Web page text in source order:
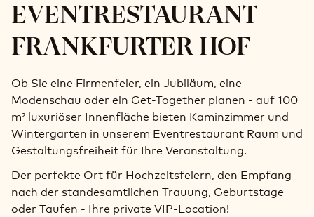
EVENTRESTAURANT
FRANKFURTER HOF
Ob Sie eine Firmenfeier, ein Jubiläum, eine
Modenschau oder ein Get-Together planen - auf 100
m² luxuriöser Innenfläche bieten Kaminzimmer und
Wintergarten in unserem Eventrestaurant Raum und
Gestaltungsfreiheit für Ihre Veranstaltung.
Der perfekte Ort für Hochzeitsfeiern, den Empfang
nach der standesamtlichen Trauung, Geburtstage
oder Taufen - Ihre private VIP-Location!